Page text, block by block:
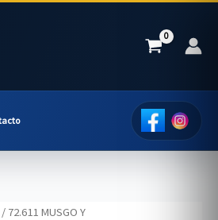
72.611 MUSGO Y